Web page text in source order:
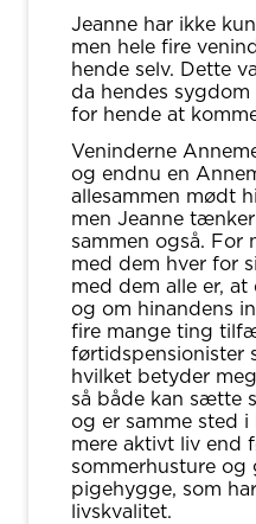
Jeanne har ikke
men hele fire
hende selv. Dette
da hendes
for hende at
Veninderne
og endnu en
allesammen mødt
men Jeanne
sammen også. For
med dem hver for
med dem alle er,
og om hinandens
fire mange ting
førtidspensionister
hvilket betyder
så både kan sætte
og er samme sted i
mere aktivt liv end
sommerhusture og
pigehygge, som
livskvalitet.